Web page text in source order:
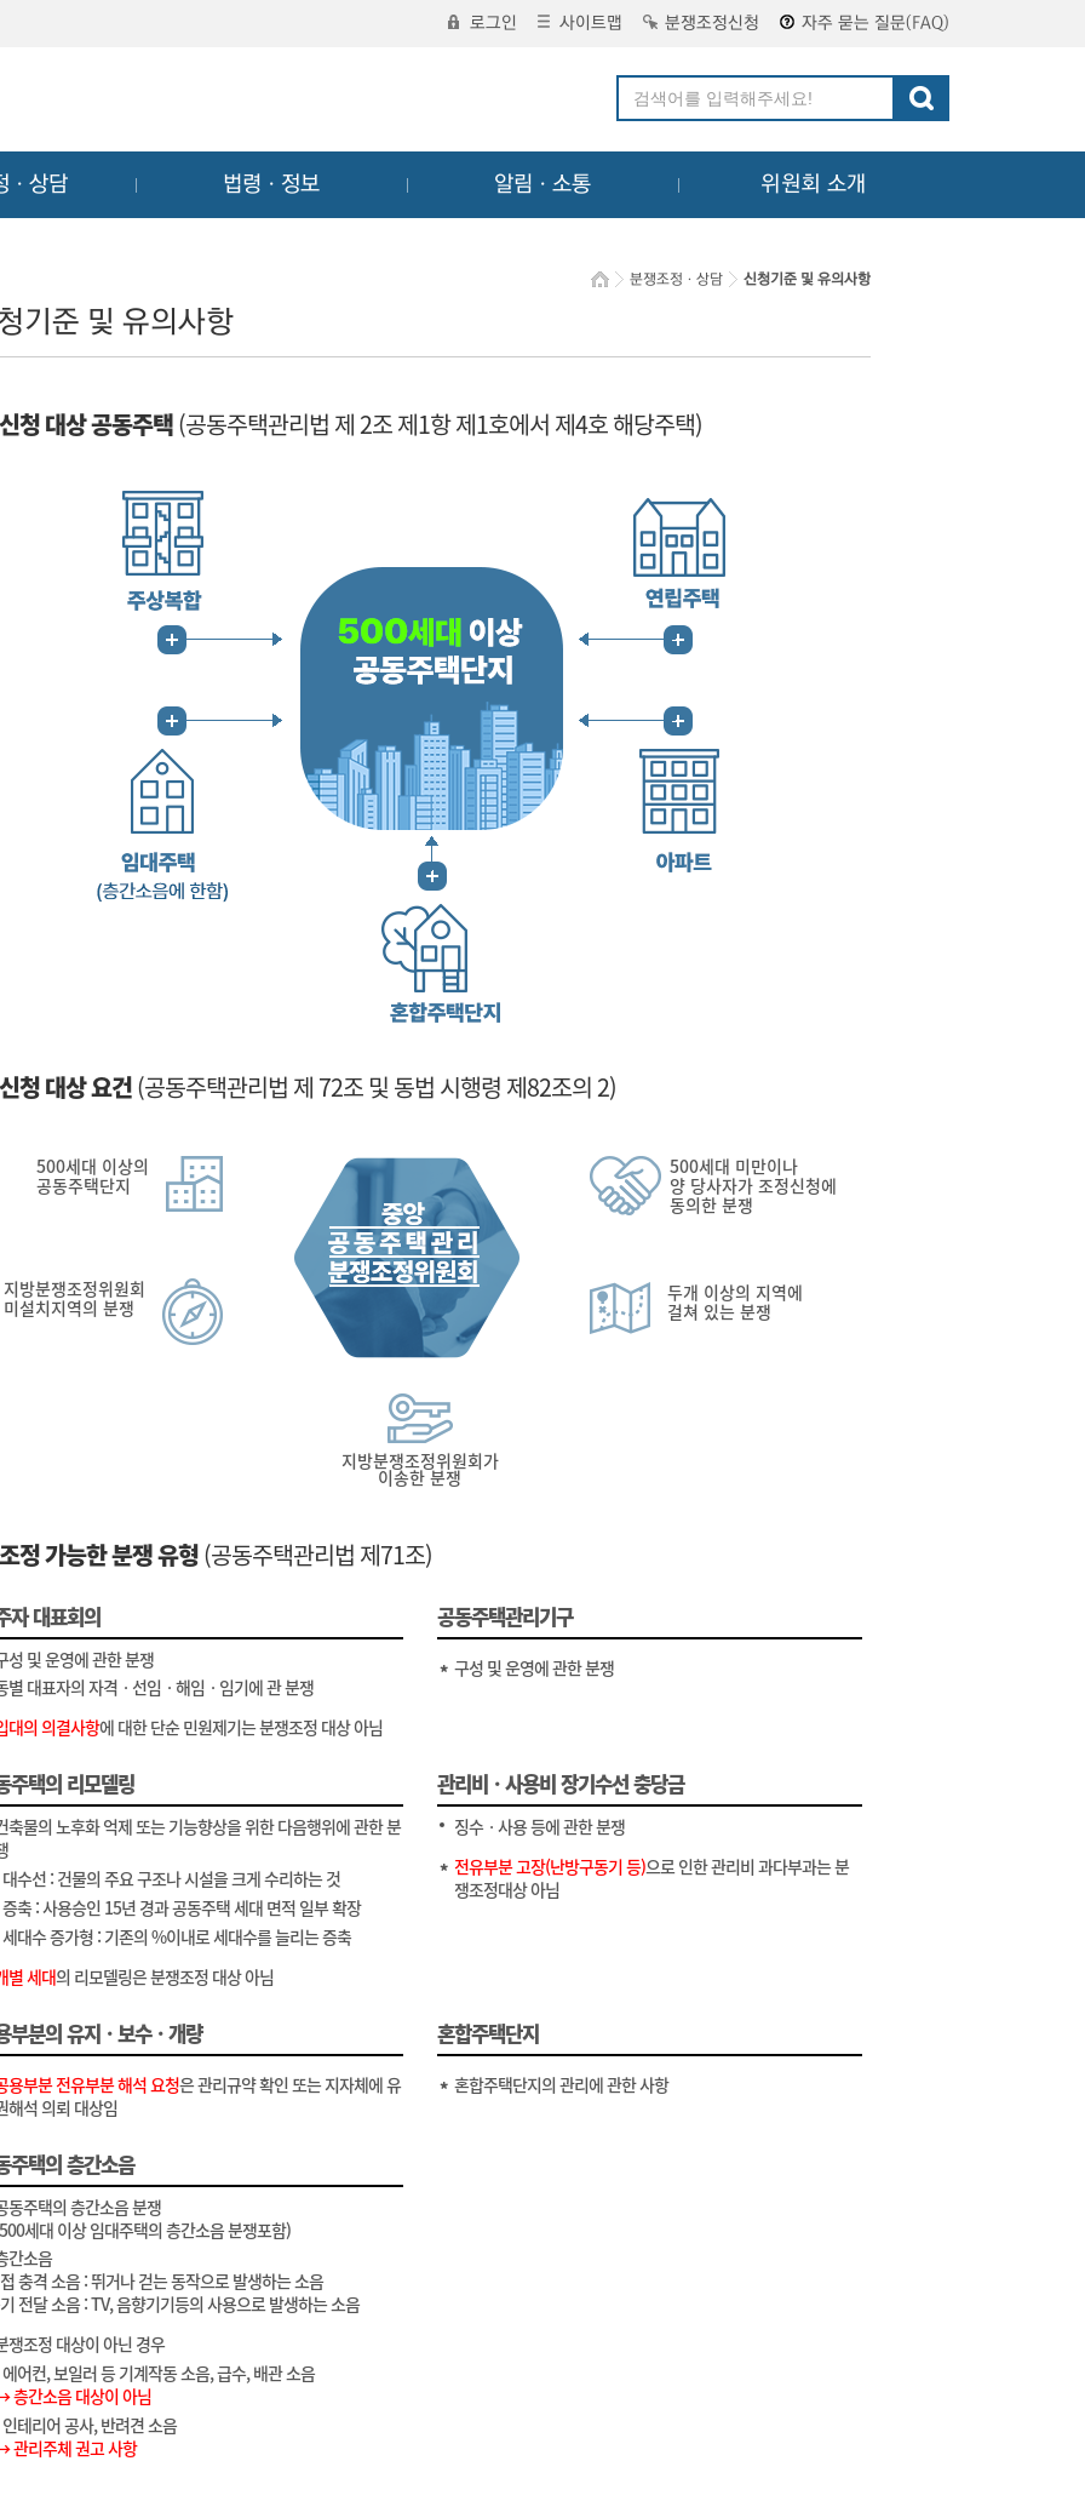
로그인 사이트맵 분쟁조정신청 자주 묻는 질문(FAQ)
ㆍ상담 법령ㆍ정보 알림ㆍ소통 위원회 소개
분쟁조정ㆍ상담 신청기준 및 유의사항
기준 및 유의사항
신청 대상 공동주택(공동주택관리법 제 2조 제1항 제1호에서 제4호 해당주택)
신청 대상 요건(공동주택관리법 제 72조 및 동법 시행령 제82조의 2)
500세대 이상의
공동주택단지
지방분쟁조정위원회
미설치지역의 분쟁
500세대 미만이나
양 당사자가 조정신청에
동의한 분쟁
두개 이상의 지역에
걸쳐 있는 분쟁
지방분쟁조정위원회가
이송한 분쟁
조정 가능한 분쟁 유형(공동주택관리법 제71조)
자 대표회의
성 및 운영에 관한 분쟁
별 대표자의 자격ㆍ선임ㆍ해임ㆍ임기에 관 분쟁
대의 의결사항에 대한 단순 민원제기는 분쟁조정 대상 아님
공동주택관리기구
구성 및 운영에 관한 분쟁
주택의 리모델링
축물의 노후화 억제 또는 기능향상을 위한 다음행위에 관한 분
수선 : 건물의 주요 구조나 시설을 크게 수리하는 것
축 : 사용승인 15년 경과 공동주택 세대 면적 일부 확장
대수 증가형 : 기존의 %이내로 세대수를 늘리는 증축
별 세대의 리모델링은 분쟁조정 대상 아님
관리비ㆍ사용비 장기수선 충당금
징수ㆍ사용 등에 관한 분쟁
전유부분 고장(난방구동기 등)으로 인한 관리비 과다부과는 분
쟁조정대상 아님
부분의 유지ㆍ보수ㆍ개량
용부분 전유부분 해석 요청은 관리규약 확인 또는 지자체에 유
해석 의뢰 대상임
혼합주택단지
혼합주택단지의 관리에 관한 사항
주택의 층간소음
동주택의 층간소음 분쟁
세대 이상 임대주택의 층간소음 분쟁포함)
간소음
충격 소음 : 뛰거나 걷는 동작으로 발생하는 소음
전달 소음 : TV, 음향기기등의 사용으로 발생하는 소음
쟁조정 대상이 아닌 경우
어컨, 보일러 등 기계작동 소음, 급수, 배관 소음
층간소음 대상이 아님
테리어 공사, 반려견 소음
관리주체 권고 사항